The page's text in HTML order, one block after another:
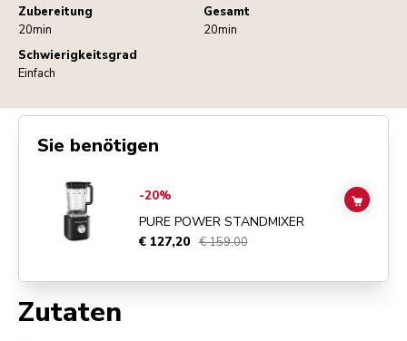
Zubereitung
20min
Gesamt
20min
Schwierigkeitsgrad
Einfach
Zutaten
Sie benötigen
Go toPure Power Standmixer
-20%
PURE POWER STANDMIXER
€ 127,20 € 159,00
ADD